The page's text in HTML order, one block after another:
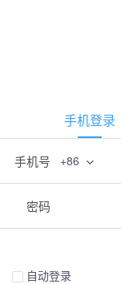
手机登录
手机号 +86
密码
自动登录